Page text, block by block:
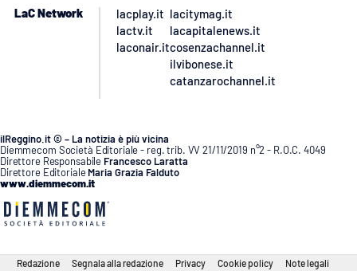
LaC Network
lacplay.it
lactv.it
laconair.it
lacitymag.it
lacapitalenews.it
cosenzachannel.it
ilvibonese.it
catanzarochannel.it
ilReggino.it © – La notizia è più vicina
Diemmecom Società Editoriale - reg. trib. VV 21/11/2019 n°2 - R.O.C. 4049
Direttore Responsabile Francesco Laratta
Direttore Editoriale Maria Grazia Falduto
www.diemmecom.it
Redazione Segnala alla redazione Privacy Cookie policy Note legali